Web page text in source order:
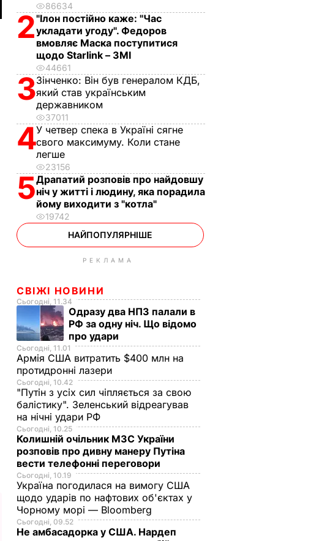
86634
2"Ілон постійно каже: "Час
укладати угоду". Федоров
вмовляє Маска поступитися
щодо Starlink – ЗМІ
44661
3Зінченко: Він був генералом КДБ,
який став українським
державником
37011
4У четвер спека в Україні сягне
свого максимуму. Коли стане
легше
23156
5Драпатий розповів про найдовшу
ніч у житті і людину, яка порадила
йому виходити з "котла"
19742
НАЙПОПУЛЯРНІШЕ
РЕКЛАМА
СВІЖІ НОВИНИ
Сьогодні, 11.34
Одразу два НПЗ палали в
РФ за одну ніч. Що відомо
про удари
Сьогодні, 11.01
Армія США витратить $400 млн на
протидронні лазери
Сьогодні, 10.42
"Путін з усіх сил чіпляється за свою
балістику". Зеленський відреагував
на нічні удари РФ
Сьогодні, 10.25
Колишній очільник МЗС України
розповів про дивну манеру Путіна
вести телефонні переговори
Сьогодні, 10.19
Україна погодилася на вимогу США
щодо ударів по нафтових об'єктах у
Чорному морі — Bloomberg
Сьогодні, 09.52
Не амбасадорка у США. Нардеп